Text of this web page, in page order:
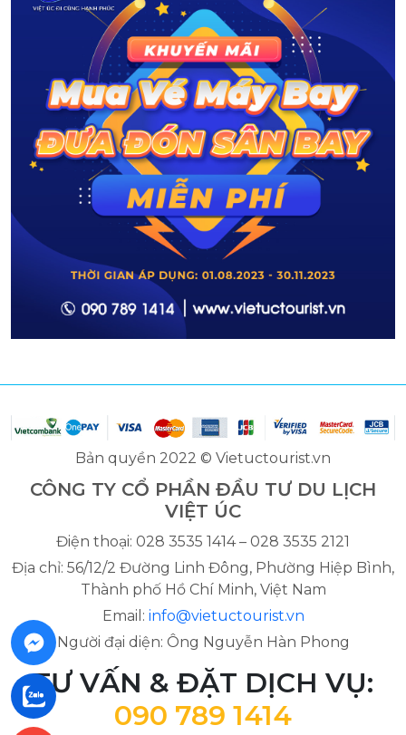
Bản quyền 2022 © Vietuctourist.vn
CÔNG TY CỔ PHẦN ĐẦU TƯ DU LỊCH
VIỆT ÚC
Điện thoại: 028 3535 1414 – 028 3535 2121
Địa chỉ: 56/12/2 Đường Linh Đông, Phường Hiệp Bình,
Thành phố Hồ Chí Minh, Việt Nam
Email: info@vietuctourist.vn
Người đại diện: Ông Nguyễn Hàn Phong
TƯ VẤN & ĐẶT DỊCH VỤ:
090 789 1414